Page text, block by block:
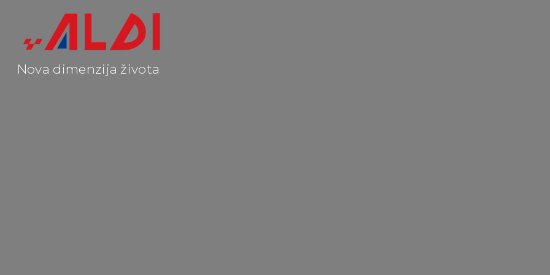
Nova dimenzija života